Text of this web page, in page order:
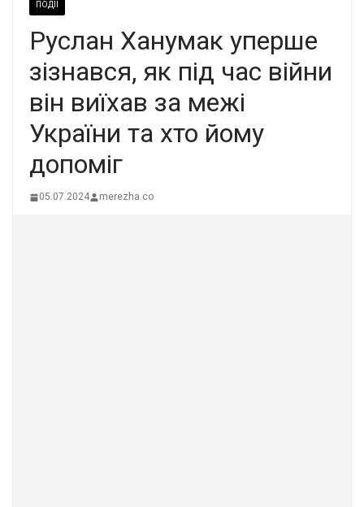
ПОДІЇ
Руслан Ханумак уперше
зізнався, як під час війни
він виїхав за межі
України та хто йому
допоміг
05.07.2024 merezha.co